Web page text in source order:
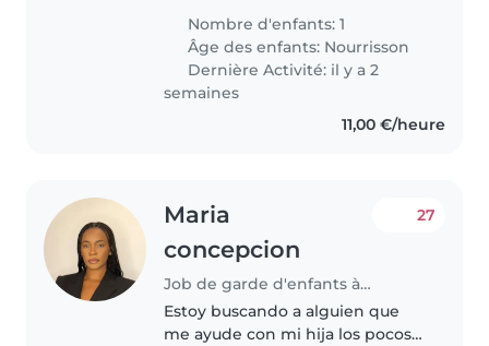
bébé de 11 mois pour 1 semaine
en août et potentiellement aussi
de manière continue
ponctuellement..
Nombre d'enfants: 1
Âge des enfants: Nourrisson
Dernière Activité: il y a 2
semaines
11,00 €/heure
Maria
concepcion
Job de garde d'enfants à Paris
27
Estoy buscando a alguien que
me ayude con mi hija los pocos